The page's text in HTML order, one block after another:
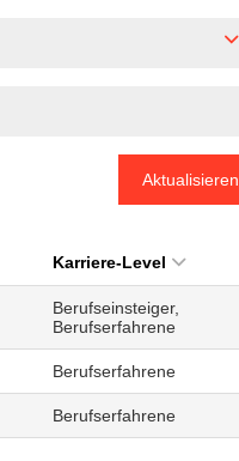
Aktualisieren
Karriere-Level
Berufseinsteiger,
Berufserfahrene
Berufserfahrene
Berufserfahrene